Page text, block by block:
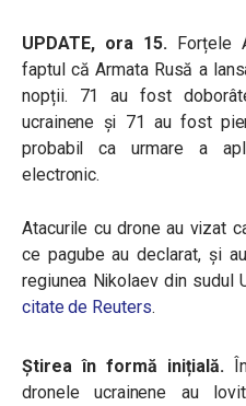
UPDATE, ora 15. Forțele
faptul că Armata Rusă a
nopții. 71 au fost
ucrainene și 71 au fost
probabil ca urmare a
electronic.
Atacurile cu drone au vizat
ce pagube au declarat, și
regiunea Nikolaev din sudul
citate de Reuters.
Știrea în formă inițială.În
dronele ucrainene au